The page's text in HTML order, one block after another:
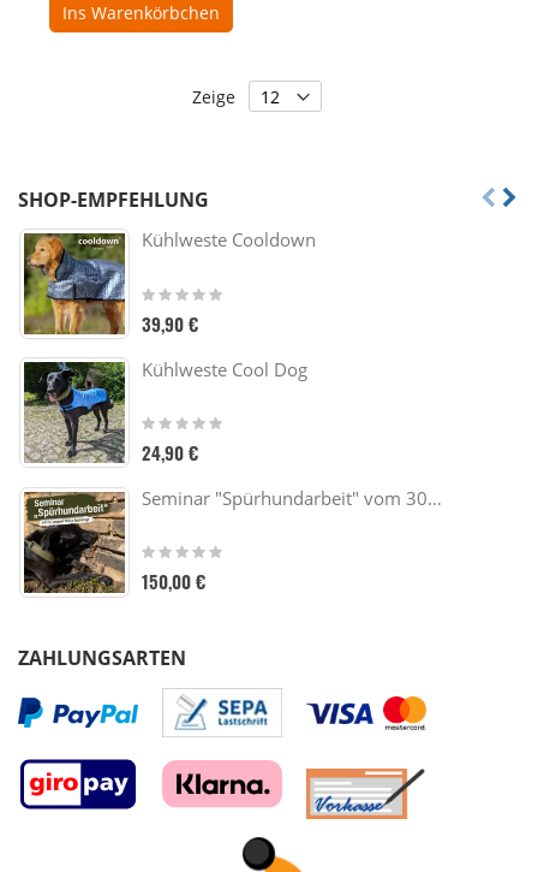
Ins Warenkörbchen
Zeige
SHOP-EMPFEHLUNG
Kühlweste Cooldown
Rating:
0%
39,90 €
Kühlweste Cool Dog
Rating:
0%
24,90 €
Seminar "Spürhundarbeit" vom 30.10. - 01.11.26
Rating:
150,00 €
ZAHLUNGSARTEN